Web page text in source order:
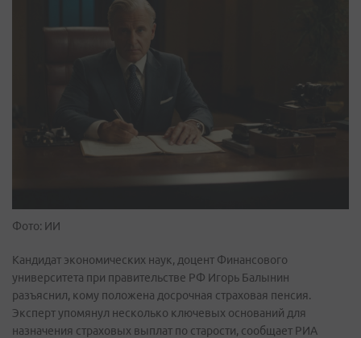
Фото: ИИ
Кандидат экономических наук, доцент Финансового
университета при правительстве РФ Игорь Балынин
разъяснил, кому положена досрочная страховая пенсия.
Эксперт упомянул несколько ключевых оснований для
назначения страховых выплат по старости, сообщает РИА